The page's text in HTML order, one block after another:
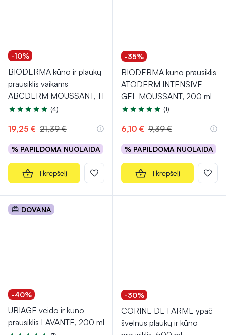
-10%
BIODERMA kūno ir plaukų
prausiklis vaikams
ABCDERM MOUSSANT, 1 l
Įvertinimas 5.0 iš 5
(4)
19,25 € 21,39 €
% PAPILDOMA NUOLAIDA
Į krepšelį
-35%
BIODERMA kūno prausiklis
ATODERM INTENSIVE
GEL MOUSSANT, 200 ml
Įvertinimas 5.0 iš 5
(1)
6,10 € 9,39 €
% PAPILDOMA NUOLAIDA
Į krepšelį
DOVANA
-40%
URIAGE veido ir kūno
prausiklis LAVANTE, 200 ml
-30%
CORINE DE FARME ypač
švelnus plaukų ir kūno